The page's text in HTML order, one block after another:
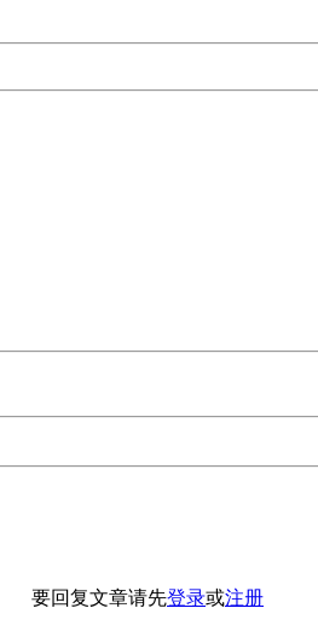
要回复文章请先登录或注册